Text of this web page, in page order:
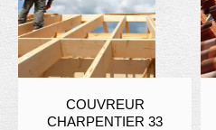
COUVREUR
CHARPENTIER 33